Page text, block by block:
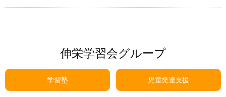
伸栄学習会グループ
学習塾 児童発達支援